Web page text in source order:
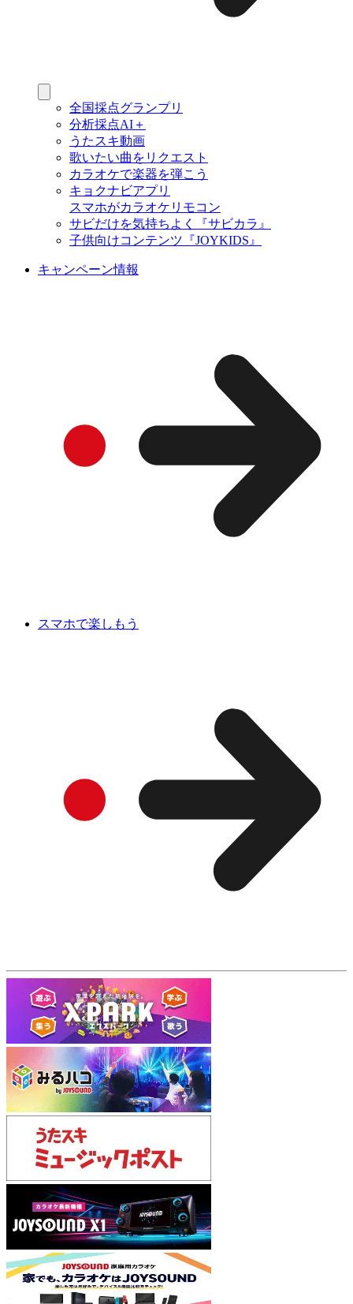
全国採点グランプリ
分析採点AI＋
うたスキ動画
歌いたい曲をリクエスト
カラオケで楽器を弾こう
キョクナビアプリ
スマホがカラオケリモコン
サビだけを気持ちよく『サビカラ』
子供向けコンテンツ『JOYKIDS』
キャンペーン情報
スマホで楽しもう